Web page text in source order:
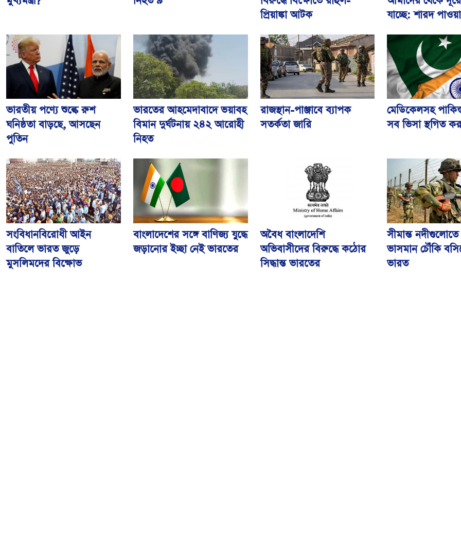
প্রিয়াঙ্কা আটক
যাচ্ছে: শারদ
ভারতীয় পণ্যে শুল্কে রুশ
ঘনিষ্ঠতা বাড়ছে, আসছেন
পুতিন
ভারতের আহমেদাবাদে ভয়াবহ
বিমান দুর্ঘটনায় ২৪২ আরোহী
নিহত
রাজস্থান-পাঞ্জাবে ব্যাপক
সতর্কতা জারি
মেডিকেলসহ
সব ভিসা স্থগিত
সংবিধানবিরোধী আইন
বাতিলে ভারত জুড়ে
মুসলিমদের বিক্ষোভ
বাংলাদেশের সঙ্গে বাণিজ্য যুদ্ধে
জড়ানোর ইচ্ছা নেই ভারতের
অবৈধ বাংলাদেশি
অভিবাসীদের বিরুদ্ধে কঠোর
সিদ্ধান্ত ভারতের
সীমান্ত
ভাসমান চৌঁকি
ভারত